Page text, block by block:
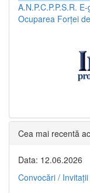
A.N.P.C.P.P.S.R.
Ocuparea Forței
Cea mai recentă
Data: 12.06.2026
Convocări /